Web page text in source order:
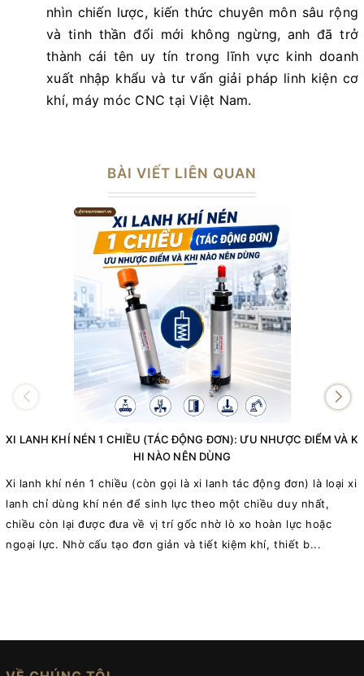
nhìn chiến lược, kiến thức chuyên môn sâu rộng
và tinh thần đổi mới không ngừng, anh đã trở
thành cái tên uy tín trong lĩnh vực kinh doanh
xuất nhập khẩu và tư vấn giải pháp linh kiện cơ
khí, máy móc CNC tại Việt Nam.
BÀI VIẾT LIÊN QUAN
XI LANH KHÍ NÉN 1 CHIỀU (TÁC ĐỘNG ĐƠN): ƯU NHƯỢC ĐIỂM VÀ K
HI NÀO NÊN DÙNG
Xi lanh khí nén 1 chiều (còn gọi là xi lanh tác động đơn) là loại xi
lanh chỉ dùng khí nén để sinh lực theo một chiều duy nhất,
chiều còn lại được đưa về vị trí gốc nhờ lò xo hoàn lực hoặc
ngoại lực. Nhờ cấu tạo đơn giản và tiết kiệm khí, thiết b...